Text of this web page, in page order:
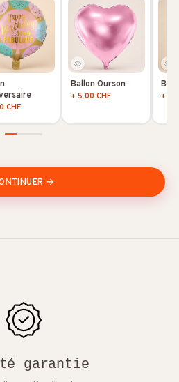
CHF
Ballon Ourson
+ 5.00 CHF +
→
garantie